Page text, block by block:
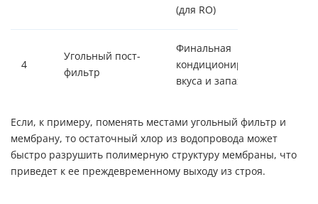
(для RO)
4
Угольный пост-
фильтр
Финальная
кондиционирование
вкуса и запаха воды
Если, к примеру, поменять местами угольный фильтр и
мембрану, то остаточный хлор из водопровода может
быстро разрушить полимерную структуру мембраны, что
приведет к ее преждевременному выходу из строя.